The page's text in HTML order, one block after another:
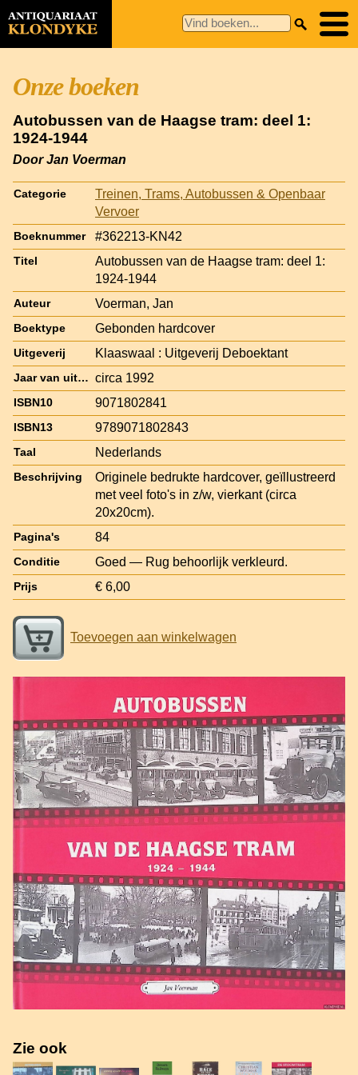
Onze boeken
Autobussen van de Haagse tram: deel 1:
1924-1944
Door Jan Voerman
Categorie
Treinen, Trams, Autobussen & Openbaar
Vervoer
Boeknummer #362213-KN42
Titel
Autobussen van de Haagse tram: deel 1:
1924-1944
Auteur Voerman, Jan
Boektype Gebonden hardcover
Uitgeverij Klaaswaal : Uitgeverij Deboektant
Jaar van uitgave circa 1992
ISBN10 9071802841
ISBN13 9789071802843
Taal Nederlands
Beschrijving
Originele bedrukte hardcover, geïllustreerd
met veel foto's in z/w, vierkant (circa
20x20cm).
Pagina's 84
Conditie Goed — Rug behoorlijk verkleurd.
Prijs € 6,00
Toevoegen aan winkelwagen
Zie ook